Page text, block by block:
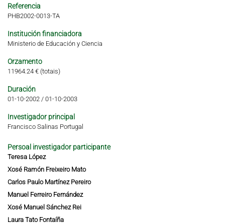
Referencia
PHB2002-0013-TA
Institución financiadora
Ministerio de Educación y Ciencia
Orzamento
11964.24 € (totais)
Duración
01-10-2002 /01-10-2003
Investigador principal
Francisco Salinas Portugal
Persoal investigador participante
Teresa López
Xosé Ramón Freixeiro Mato
Carlos Paulo Martínez Pereiro
Manuel Ferreiro Fernández
Xosé Manuel Sánchez Rei
Laura Tato Fontaíña